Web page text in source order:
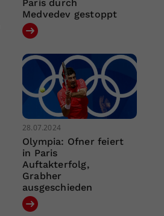
Paris durch
Medvedev gestoppt
28.07.2024
Olympia: Ofner feiert
in Paris
Auftakterfolg,
Grabher
ausgeschieden